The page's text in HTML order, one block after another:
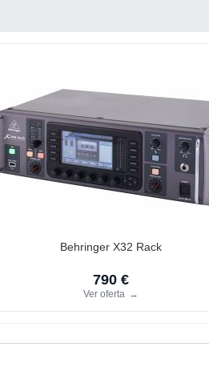
Behringer X32 Rack
790 €
Ver oferta →